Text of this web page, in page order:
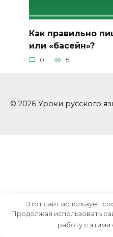
Как правильно
или «басейн»?
0 5
© 2026 Уроки русского
Этот сайт использует
Продолжая использовать
работу с этими